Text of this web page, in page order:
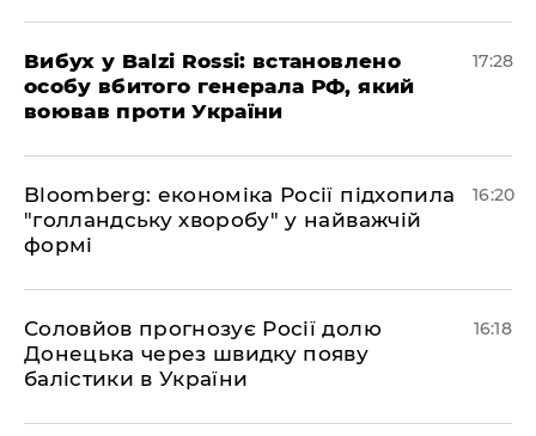
​Вибух у Balzi Rossi: встановлено
особу вбитого генерала РФ, який
воював проти України
17:28
Bloomberg: економіка Росії підхопила
"голландську хворобу" у найважчій
формі
16:20
Соловйов прогнозує Росії долю
Донецька через швидку появу
балістики в України
16:18